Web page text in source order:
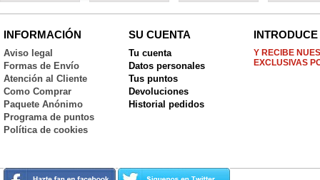
INFORMACIÓN
Aviso legal
Formas de Envío
Atención al Cliente
Como Comprar
Paquete Anónimo
Programa de puntos
Política de cookies
SU CUENTA
Tu cuenta
Datos personales
Tus puntos
Devoluciones
Historial pedidos
Y RECIBE
EXCLUSIVAS